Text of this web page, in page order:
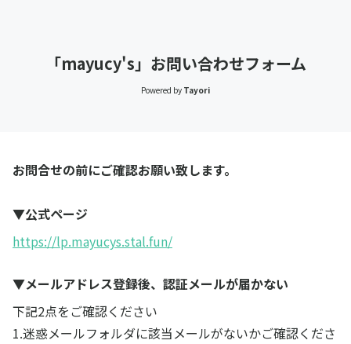
「mayucy's」お問い合わせフォーム
Powered by Tayori
お問合せの前にご確認お願い致します。
▼公式ページ
https://lp.mayucys.stal.fun/
▼メールアドレス登録後、認証メールが届かない
下記2点をご確認ください
1.迷惑メールフォルダに該当メールがないかご確認くださ